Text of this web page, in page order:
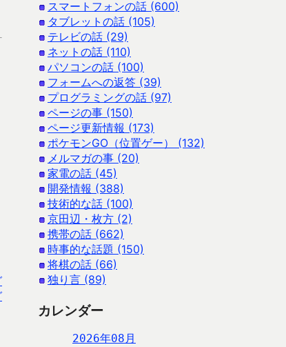
スマートフォンの話 (600)
タブレットの話 (105)
テレビの話 (29)
ネットの話 (110)
パソコンの話 (100)
フォームへの返答 (39)
プログラミングの話 (97)
ページの事 (150)
ページ更新情報 (173)
ポケモンGO（位置ゲー） (132)
メルマガの事 (20)
家電の話 (45)
開発情報 (388)
技術的な話 (100)
京田辺・枚方 (2)
携帯の話 (662)
時事的な話題 (150)
将棋の話 (66)
独り言 (89)
カレンダー
2026年08月